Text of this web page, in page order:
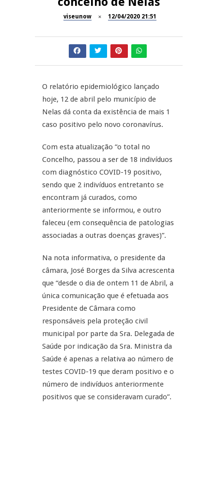
Dia do Foral em São João da
Summer Fusion em
Sernancelhe
do Castelo
11º Encontro Gastronómico
Amador de Abrunhosa-a-Velha
Antunes: Problemas nos
viseunow 12/04/2020 21:51
O relatório epidemiológico lançado
hoje, 12 de abril pelo município de
Nelas dá conta da existência de mais 1
caso positivo pelo novo coronavírus.
Com esta atualização “o total no
Concelho, passou a ser de 18 indivíduos
com diagnóstico COVID-19 positivo,
sendo que 2 indivíduos entretanto se
encontram já curados, como
anteriormente se informou, e outro
faleceu (em consequência de patologias
associadas a outras doenças graves)”.
Na nota informativa, o presidente da
câmara, José Borges da Silva acrescenta
que “desde o dia de ontem 11 de Abril, a
única comunicação que é efetuada aos
Presidente de Câmara como
responsáveis pela proteção civil
municipal por parte da Sra. Delegada de
Saúde por indicação da Sra. Ministra da
Saúde é apenas a relativa ao número de
testes COVID-19 que deram positivo e o
número de indivíduos anteriormente
positivos que se consideravam curado”.